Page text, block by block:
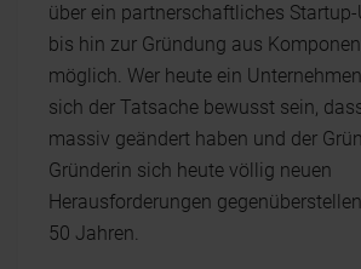
über ein partnerschaftliches
bis hin zur Gründung aus
möglich. Wer heute ein
sich der Tatsache bewusst sein,
massiv geändert haben und der
Gründerin sich heute völlig neuen
Herausforderungen
50 Jahren.